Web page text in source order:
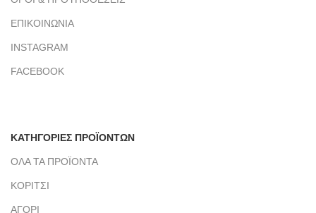
ΕΠΙΚΟΙΝΩΝΙΑ
INSTAGRAM
FACEBOOK
ΚΑΤΗΓΟΡΙΕΣ ΠΡΟΪΟΝΤΩΝ
ΟΛΑ ΤΑ ΠΡΟΪΟΝΤΑ
ΚΟΡΙΤΣΙ
ΑΓΟΡΙ